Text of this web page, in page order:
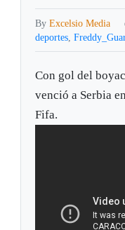
ByExcelsio Media
deportes,
Con gol del
venció a Serbia
Fifa.